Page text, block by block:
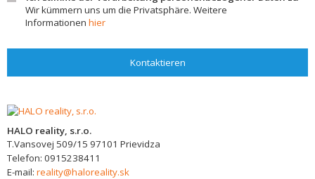
Wir kümmern uns um die Privatsphäre. Weitere
Informationen hier
Kontaktieren
HALO reality, s.r.o.
T.Vansovej 509/15 97101 Prievidza
Telefon: 0915238411
E-mail: reality@haloreality.sk